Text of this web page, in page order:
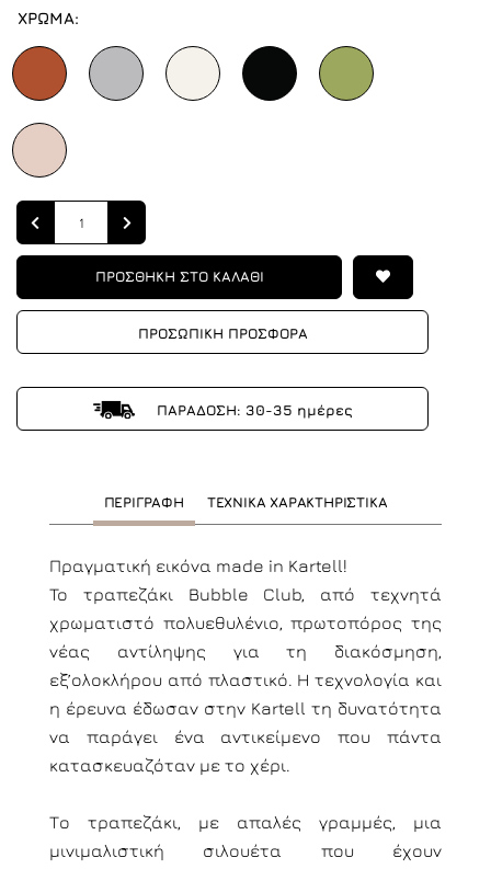
ΧΡΩΜΑ:
Quantity
ΠΡΟΣΘΗΚΗ ΣΤΟ ΚΑΛΑΘΙ
ΠΡΟΣΩΠΙΚΗ ΠΡΟΣΦΟΡΑ
ΠΑΡΑΔΟΣΗ: 30-35 ημέρες
ΠΕΡΙΓΡΑΦΗ ΤΕΧΝΙΚΑ ΧΑΡΑΚΤΗΡΙΣΤΙΚΑ
Πραγματική εικόνα made in Kartell!
To τραπεζάκι Bubble Club, από τεχνητά
χρωματιστό πολυεθυλένιο, πρωτοπόρος της
νέας αντίληψης για τη διακόσμηση,
εξʼολοκλήρου από πλαστικό. Η τεχνολογία και
η έρευνα έδωσαν στην Kartell τη δυνατότητα
να παράγει ένα αντικείμενο που πάντα
κατασκευαζόταν με το χέρι.
Το τραπεζάκι, με απαλές γραμμές, μια
μινιμαλιστική σιλουέτα που έχουν